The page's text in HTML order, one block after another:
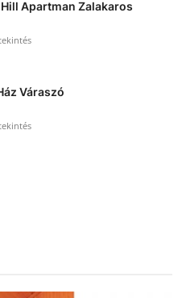
Apartman Zalakaros
Váraszó